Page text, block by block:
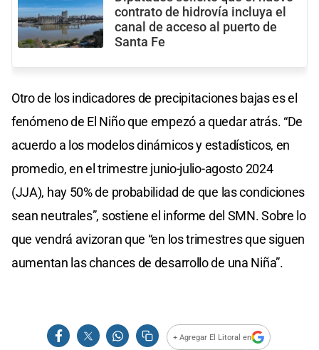
contrato de hidrovía incluya el
canal de acceso al puerto de
Santa Fe
Otro de los indicadores de precipitaciones bajas es el
fenómeno de El Niño que empezó a quedar atrás. “De
acuerdo a los modelos dinámicos y estadísticos, en
promedio, en el trimestre junio-julio-agosto 2024
(JJA), hay 50% de probabilidad de que las condiciones
sean neutrales”, sostiene el informe del SMN. Sobre lo
que vendrá avizoran que “en los trimestres que siguen
aumentan las chances de desarrollo de una Niña”.
+ Agregar El Litoral en